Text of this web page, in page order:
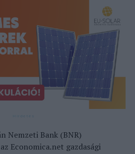
Nemzeti Bank (BNR)
Economica.net gazdasági